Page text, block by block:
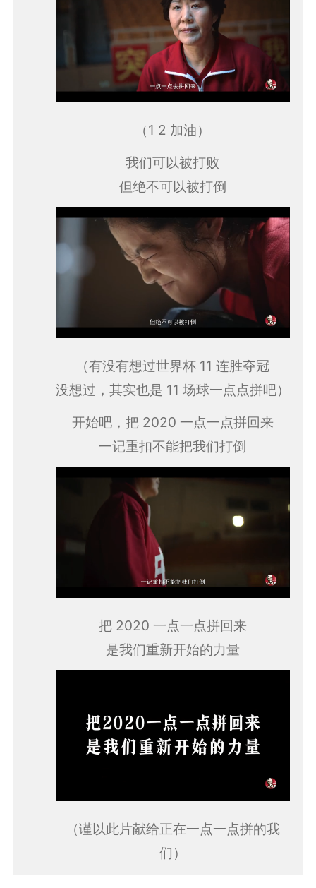
（1 2 加油）
我们可以被打败
但绝不可以被打倒
（有没有想过世界杯 11 连胜夺冠
没想过，其实也是 11 场球一点点拼吧）
开始吧，把 2020 一点一点拼回来
一记重扣不能把我们打倒
把 2020 一点一点拼回来
是我们重新开始的力量
（谨以此片献给正在一点一点拼的我
们）